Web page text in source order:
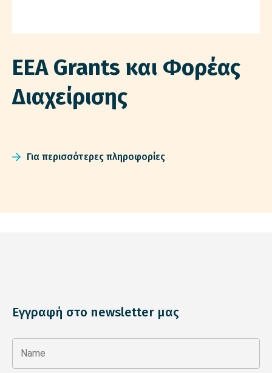
EEA Grants και Φορέας
Διαχείρισης
Για περισσότερες πληροφορίες
Εγγραφή στο newsletter μας
Name